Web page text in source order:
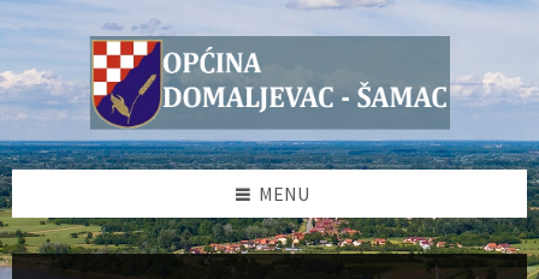
Skip
to
Skip
to
sidebar
Skip
to
sidebar
Skip
to
MENU